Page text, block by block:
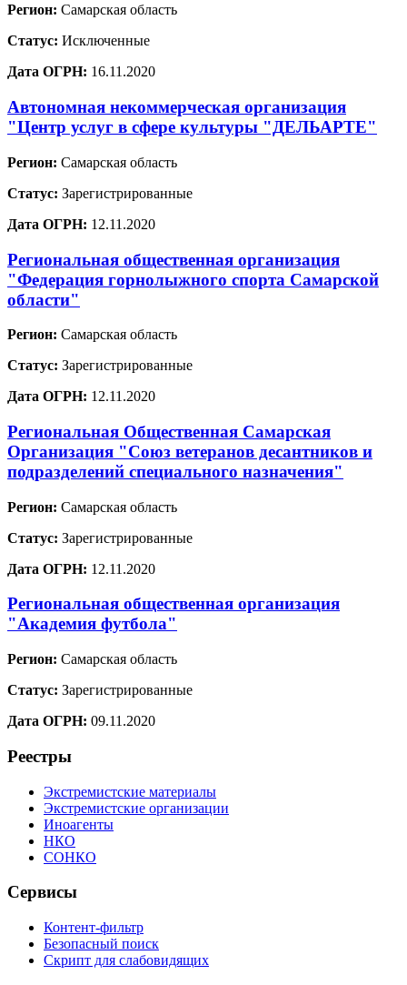
Регион: Самарская область
Статус: Исключенные
Дата ОГРН: 16.11.2020
Автономная некоммерческая организация
"Центр услуг в сфере культуры "ДЕЛЬАРТЕ"
Регион: Самарская область
Статус: Зарегистрированные
Дата ОГРН: 12.11.2020
Региональная общественная организация
"Федерация горнолыжного спорта Самарской
области"
Регион: Самарская область
Статус: Зарегистрированные
Дата ОГРН: 12.11.2020
Региональная Общественная Самарская
Организация "Союз ветеранов десантников и
подразделений специального назначения"
Регион: Самарская область
Статус: Зарегистрированные
Дата ОГРН: 12.11.2020
Региональная общественная организация
"Академия футбола"
Регион: Самарская область
Статус: Зарегистрированные
Дата ОГРН: 09.11.2020
Реестры
Экстремистские материалы
Экстремистские организации
Иноагенты
НКО
СОНКО
Сервисы
Контент-фильтр
Безопасный поиск
Скрипт для слабовидящих